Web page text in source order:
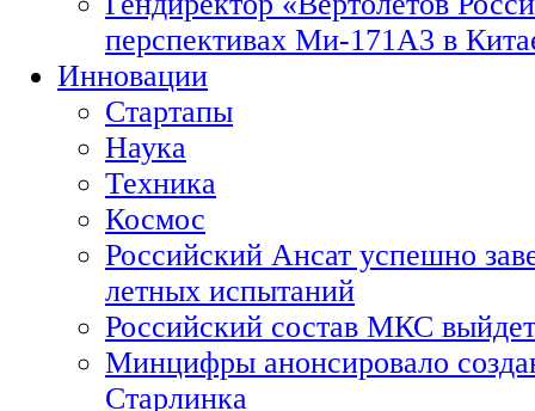
перспективах Ми-171А3 в
Инновации
Стартапы
Наука
Техника
Космос
Российский Ансат успешно
летных испытаний
Российский состав МКС
Минцифры анонсировало
Старлинка